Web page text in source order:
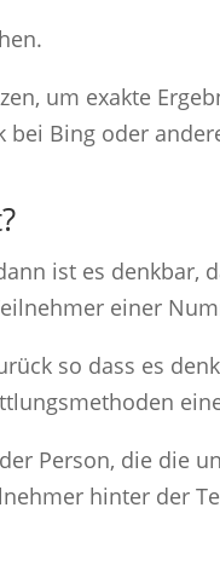
um exakte
Bing oder
ist es denkbar,
einer
so dass es
Person, die die
hinter der